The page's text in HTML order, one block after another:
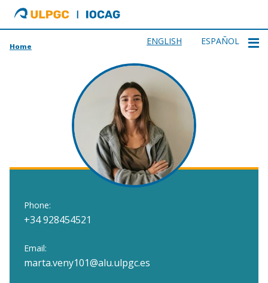
ULPGC
Ir
al
IOCAG
ENGLISH ESPAÑOL
Home
Phone:
+34 928454521
Email:
marta.veny101@alu.ulpgc.es